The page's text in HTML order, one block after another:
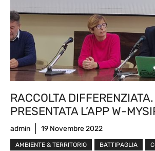
RACCOLTA DIFFERENZIATA.
PRESENTATA L’APP W-
admin 19 Novembre 2022
AMBIENTE & TERRITORIO BATTIPAGLIA